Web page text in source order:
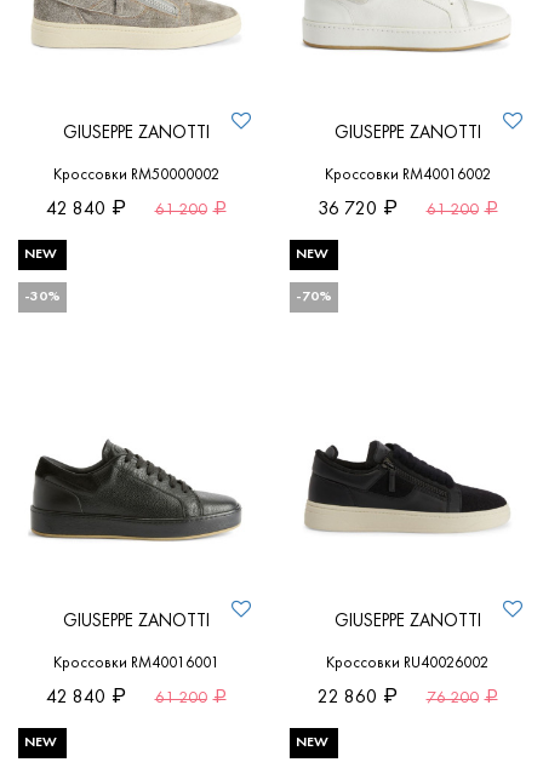
GIUSEPPE ZANOTTI
Кроссовки RM50000002
42 840 61 200
GIUSEPPE ZANOTTI
Кроссовки RM40016002
36 720 61 200
NEW
-30%
GIUSEPPE ZANOTTI
Кроссовки RM40016001
42 840 61 200
NEW
-70%
GIUSEPPE ZANOTTI
Кроссовки RU40026002
22 860 76 200
NEW NEW